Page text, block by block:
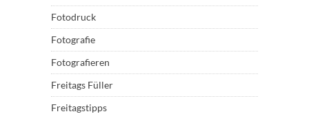
Fotodruck
Fotografie
Fotografieren
Freitags Füller
Freitagstipps